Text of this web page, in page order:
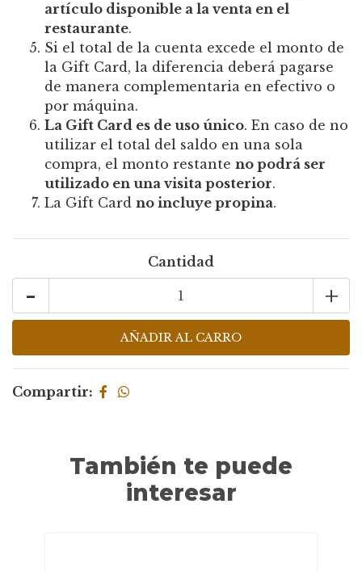
artículo disponible a la venta en el
restaurante.
Si el total de la cuenta excede el monto de
la Gift Card, la diferencia deberá pagarse
de manera complementaria en efectivo o
por máquina.
La Gift Card es de uso único. En caso de no
utilizar el total del saldo en una sola
compra, el monto restante no podrá ser
utilizado en una visita posterior.
La Gift Card no incluye propina.
Cantidad
+
-
Compartir:
También te puede
interesar